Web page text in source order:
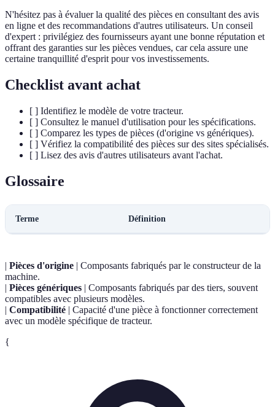
N'hésitez pas à évaluer la qualité des pièces en consultant des avis
en ligne et des recommandations d'autres utilisateurs. Un conseil
d'expert : privilégiez des fournisseurs ayant une bonne réputation et
offrant des garanties sur les pièces vendues, car cela assure une
certaine tranquillité d'esprit pour vos investissements.
Checklist avant achat
[ ] Identifiez le modèle de votre tracteur.
[ ] Consultez le manuel d'utilisation pour les spécifications.
[ ] Comparez les types de pièces (d'origine vs génériques).
[ ] Vérifiez la compatibilité des pièces sur des sites spécialisés.
[ ] Lisez des avis d'autres utilisateurs avant l'achat.
Glossaire
Terme Définition
| Pièces d'origine | Composants fabriqués par le constructeur de la
machine.
| Pièces génériques | Composants fabriqués par des tiers, souvent
compatibles avec plusieurs modèles.
| Compatibilité | Capacité d'une pièce à fonctionner correctement
avec un modèle spécifique de tracteur.
{